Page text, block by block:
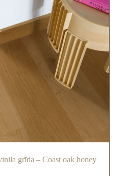
grīda – Coast oak honey